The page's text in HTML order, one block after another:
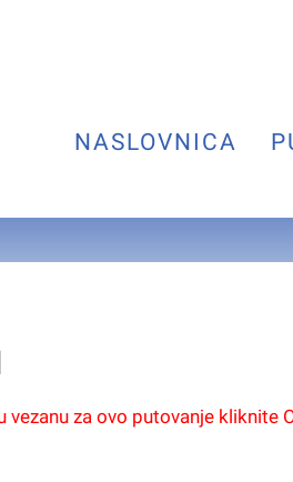
NASLOVNICA
za ovo putovanje kliknite